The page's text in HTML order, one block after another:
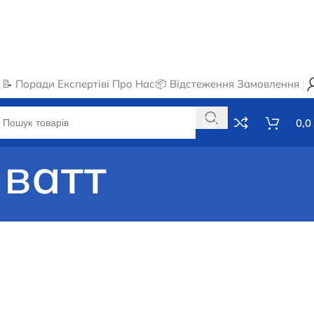
📝 Поради Експертівℹ️ Про Нас📦 Відстеження Замовлення
0,0